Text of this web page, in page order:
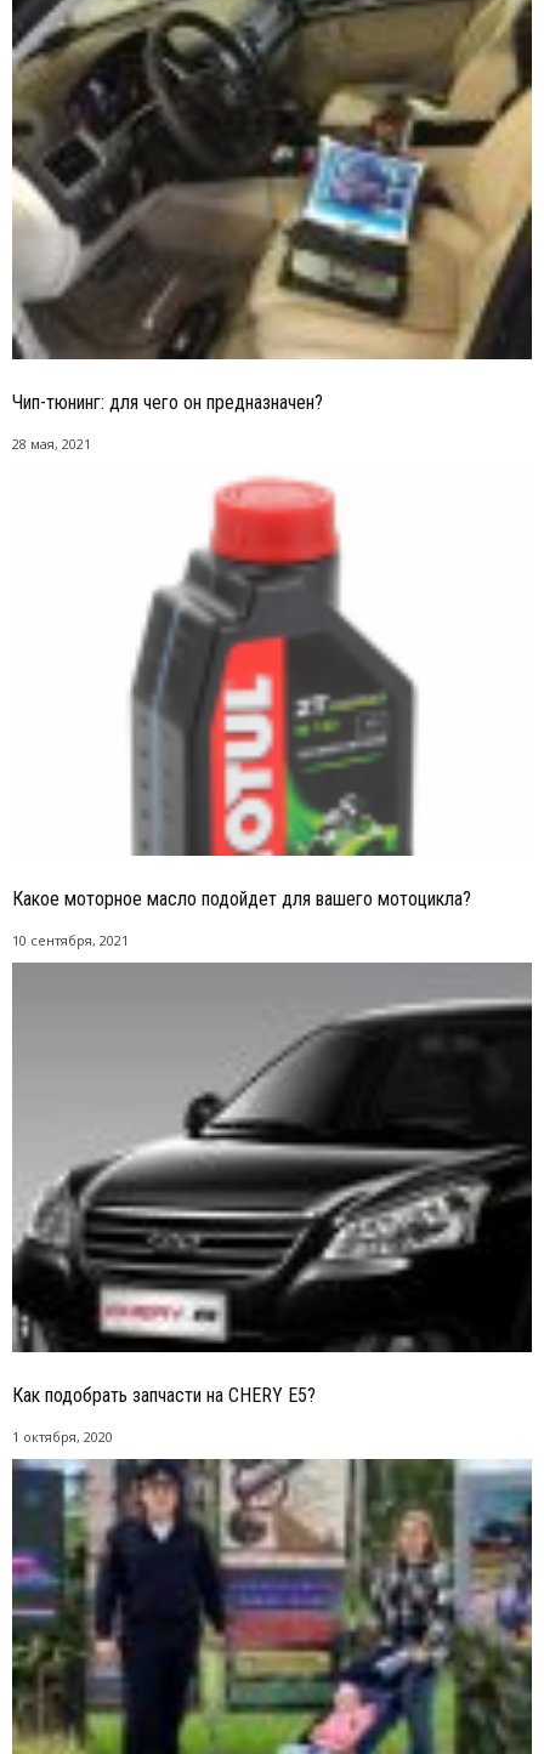
Чип-тюнинг: для чего он предназначен?
28 мая, 2021
Какое моторное масло подойдет для вашего мотоцикла?
10 сентября, 2021
Как подобрать запчасти на CHERY E5?
1 октября, 2020